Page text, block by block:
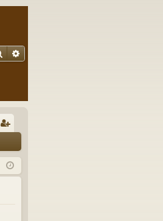
Suche
ist
rie